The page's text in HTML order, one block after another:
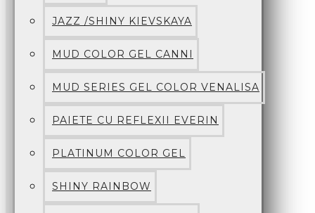
JAZZ /SHINY KIEVSKAYA
MUD COLOR GEL CANNI
MUD SERIES GEL COLOR VENALISA
PAIETE CU REFLEXII EVERIN
PLATINUM COLOR GEL
SHINY RAINBOW